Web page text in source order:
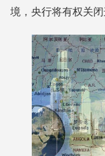
境，央行将有权关